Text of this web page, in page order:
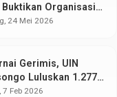
Buktikan Organisasi
Akademik
24 Mei 2026
Gerimis, UIN
Luluskan 1.277
pada Wisuda
7 Feb 2026